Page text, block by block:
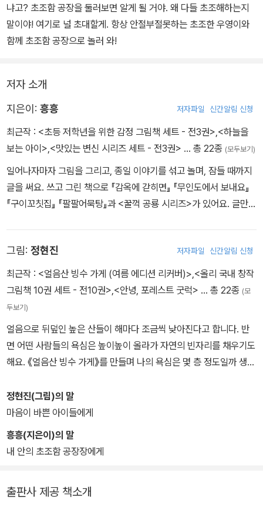
냐고? 초조함 공장을 둘러보면 알게 될 거야. 왜 다들 초조해하는지
말이야! 여기로 널 초대할게. 항상 안절부절못하는 초조한 우영이와
함께 초조함 공장으로 놀러 와!
저자 소개
지은이: 흥흥 저자파일 신간알림 신청
최근작 : <초등 저학년을 위한 감정 그림책 세트 - 전3권>,<하늘을
보는 아이>,<맛있는 변신 시리즈 세트 - 전3권> … 총 22종 (모두보기)
일어나자마자 그림을 그리고, 종일 이야기를 섞고 놀며, 잠들 때까지
글을 써요. 쓰고 그린 책으로 『감옥에 갇히면』 『무인도에서 보내요』
『구이꼬칫집』 『팔팔어묵탕』과 <꿀꺽 공룡 시리즈>가 있어요. 글만
그림: 정현진 저자파일 신간알림 신청
최근작 : <얼음산 빙수 가게 (여름 에디션 리커버)>,<올리 국내 창작
그림책 10권 세트 - 전10권>,<안녕, 포레스트 굿럭> … 총 22종 (모
두보기)
얼음으로 뒤덮인 높은 산들이 해마다 조금씩 낮아진다고 합니다. 반
면 어떤 사람들의 욕심은 높이높이 올라가 자연의 빈자리를 채우기도
해요. 《얼음산 빙수 가게》를 만들며 나의 욕심은 몇 층 정도일까 생각
로는 《삐딱이를 찾아라》 《여우와 메추라기》 《새해는 언제 시작될
까?》 《파리 신부》 《초조함 공장》 등이 있습니다.
정현진(그림)의 말
마음이 바쁜 아이들에게
흥흥(지은이)의 말
내 안의 초조함 공장장에게
출판사 제공 책소개